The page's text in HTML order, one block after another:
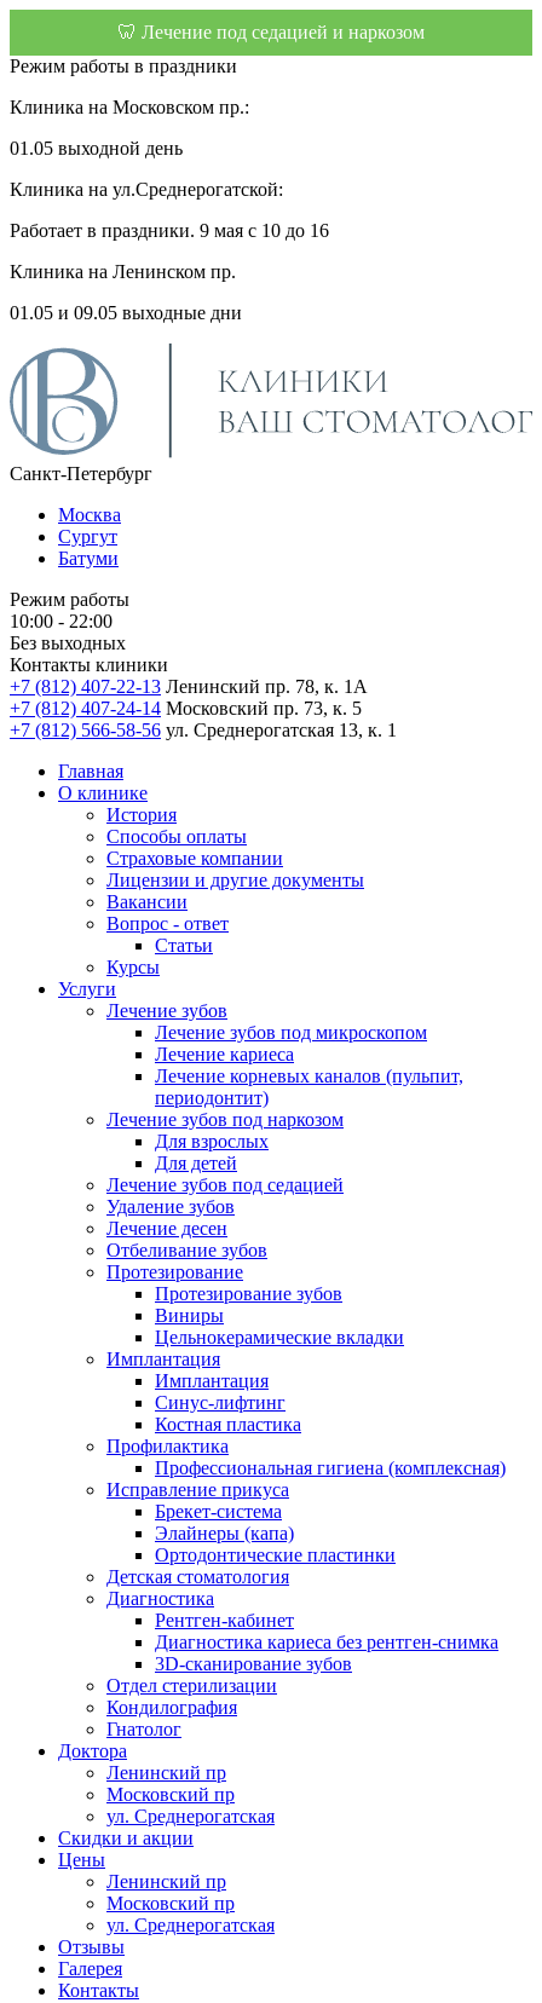
🦷 Лечение под седацией и наркозом
Режим работы в праздники
Клиника на Московском пр.:
01.05 выходной день
Клиника на ул.Среднерогатской:
Работает в праздники. 9 мая с 10 до 16
Клиника на Ленинском пр.
01.05 и 09.05 выходные дни
Санкт-Петербург
Москва
Сургут
Батуми
Режим работы
10:00 - 22:00
Без выходных
Контакты клиники
+7 (812) 407-22-13 Ленинский пр. 78, к. 1А
+7 (812) 407-24-14 Московский пр. 73, к. 5
+7 (812) 566-58-56 ул. Среднерогатская 13, к. 1
Главная
О клинике
История
Способы оплаты
Страховые компании
Лицензии и другие документы
Вакансии
Вопрос - ответ
Статьи
Курсы
Услуги
Лечение зубов
Лечение зубов под микроскопом
Лечение кариеса
Лечение корневых каналов (пульпит,
периодонтит)
Лечение зубов под наркозом
Для взрослых
Для детей
Лечение зубов под седацией
Удаление зубов
Лечение десен
Отбеливание зубов
Протезирование
Протезирование зубов
Виниры
Цельнокерамические вкладки
Имплантация
Имплантация
Синус-лифтинг
Костная пластика
Профилактика
Профессиональная гигиена (комплексная)
Исправление прикуса
Брекет-система
Элайнеры (капа)
Ортодонтические пластинки
Детская стоматология
Диагностика
Рентген-кабинет
Диагностика кариеса без рентген-снимка
3D-сканирование зубов
Отдел стерилизации
Кондилография
Гнатолог
Доктора
Ленинский пр
Московский пр
ул. Среднерогатская
Скидки и акции
Цены
Ленинский пр
Московский пр
ул. Среднерогатская
Отзывы
Галерея
Контакты